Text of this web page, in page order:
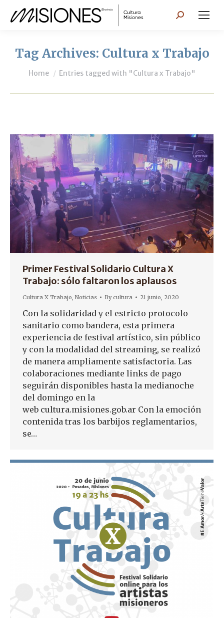
Search:
Tag Archives: Cultura x Trabajo
You are here:
Home Entries tagged with "Cultura x Trabajo"
Primer Festival Solidario Cultura X
Trabajo: sólo faltaron los aplausos
Cultura X Trabajo, Noticias Bycultura 21 junio, 2020
Con la solidaridad y el estricto protocolo
sanitario como bandera, esta primera
experiencia de festival artístico, sin público
y con la modalidad del streaming, se realizó
de manera ampliamente satisfactoria. Las
colaboraciones mediante links de pago
seguirán disponibles hasta la medianoche
del domingo en la
web cultura.misiones.gob.ar Con la emoción
contenida tras los barbijos reglamentarios,
se…